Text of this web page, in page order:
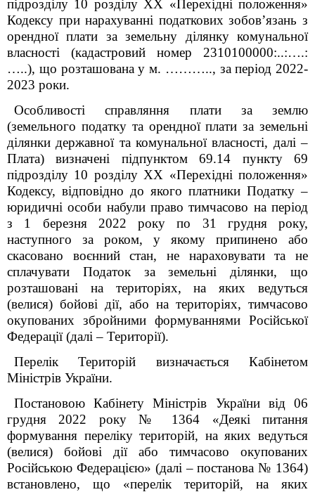
підрозділу 10 розділу ХХ «Перехідні положення»
Кодексу при нарахуванні податкових зобов’язань з
орендної плати за земельну ділянку комунальної
власності (кадастровий номер 2310100000:..:….:
…..), що розташована у м. ……….., за період 2022-
2023 роки.
Особливості справляння плати за землю
(земельного податку та орендної плати за земельні
ділянки державної та комунальної власності, далі –
Плата) визначені підпунктом 69.14 пункту 69
підрозділу 10 розділу ХХ «Перехідні положення»
Кодексу, відповідно до якого платники Податку –
юридичні особи набули право тимчасово на період
з 1 березня 2022 року по 31 грудня року,
наступного за роком, у якому припинено або
скасовано воєнний стан, не нараховувати та не
сплачувати Податок за земельні ділянки, що
розташовані на територіях,на яких ведуться
(велися) бойові дії, або на територіях, тимчасово
окупованих збройними формуваннями Російської
Федерації (далі – Території).
Перелік Територій визначається Кабінетом
Міністрів України.
Постановою Кабінету Міністрів України від 06
грудня 2022 року № 1364 «Деякі питання
формування переліку територій, на яких ведуться
(велися) бойові дії або тимчасово окупованих
Російською Федерацією» (далі – постанова № 1364)
встановлено, що «перелік територій, на яких